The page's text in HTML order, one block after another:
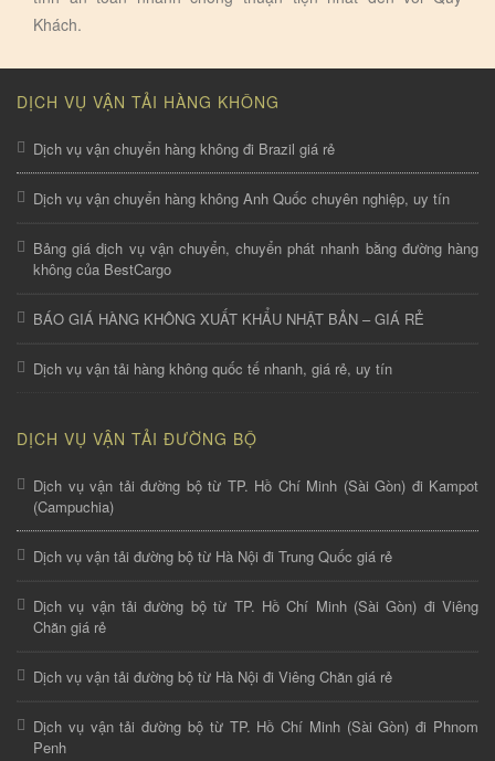
Khách.
DỊCH VỤ VẬN TẢI HÀNG KHÔNG
Dịch vụ vận chuyển hàng không đi Brazil giá rẻ
Dịch vụ vận chuyển hàng không Anh Quốc chuyên nghiệp, uy tín
Bảng giá dịch vụ vận chuyển, chuyển phát nhanh bằng đường hàng
không của BestCargo
BÁO GIÁ HÀNG KHÔNG XUẤT KHẨU NHẬT BẢN – GIÁ RẺ
Dịch vụ vận tải hàng không quốc tế nhanh, giá rẻ, uy tín
DỊCH VỤ VẬN TẢI ĐƯỜNG BỘ
Dịch vụ vận tải đường bộ từ TP. Hồ Chí Minh (Sài Gòn) đi Kampot
(Campuchia)
Dịch vụ vận tải đường bộ từ Hà Nội đi Trung Quốc giá rẻ
Dịch vụ vận tải đường bộ từ TP. Hồ Chí Minh (Sài Gòn) đi Viêng
Chăn giá rẻ
Dịch vụ vận tải đường bộ từ Hà Nội đi Viêng Chăn giá rẻ
Dịch vụ vận tải đường bộ từ TP. Hồ Chí Minh (Sài Gòn) đi Phnom
Penh